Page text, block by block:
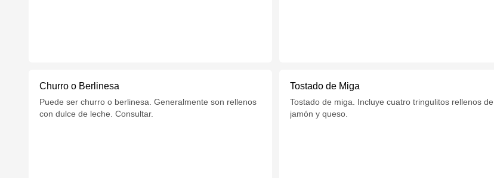
Churro o Berlinesa
Puede ser churro o berlinesa. Generalmente son rellenos
con dulce de leche. Consultar.
Tostado de Miga
Tostado de miga. Incluye cuatro tringulitos rellenos de
jamón y queso.